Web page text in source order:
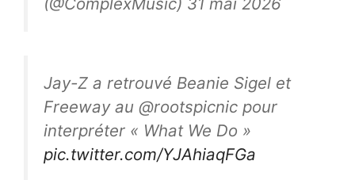
Jay-Z a retrouvé Beanie Sigel et
Freeway au @rootspicnic pour
interpréter « What We Do »
pic.twitter.com/YJAhiaqFGa